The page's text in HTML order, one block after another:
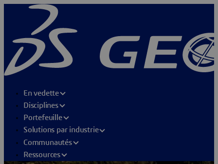
En vedette
Disciplines
Portefeuille
Solutions par industrie
Communautés
Ressources